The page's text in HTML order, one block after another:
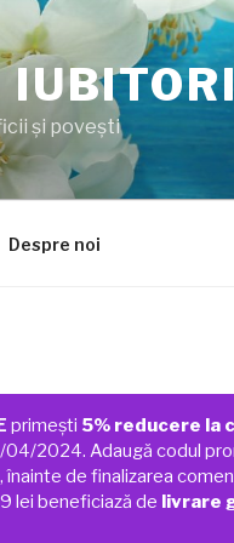
şi poveşti
Despre noi
primești 5% reducere la
04/2024. Adaugă codul
de finalizarea
lei beneficiază de livrare